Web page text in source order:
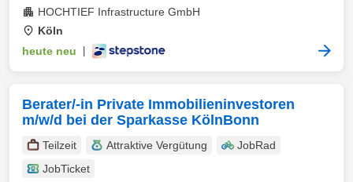
HOCHTIEF Infrastructure GmbH
Köln
heute neu
Berater/-in Private Immobilieninvestoren
m/w/d bei der Sparkasse KölnBonn
Teilzeit Attraktive Vergütung
JobRad
JobTicket